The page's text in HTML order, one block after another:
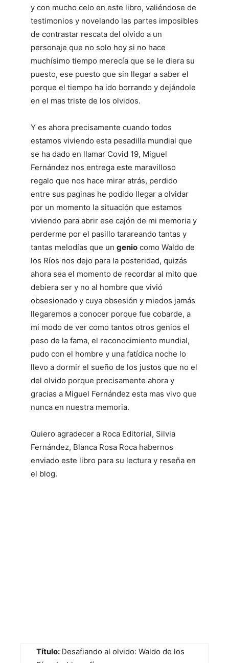
y con mucho celo en este libro, valiéndose de
testimonios y novelando las partes imposibles
de contrastar rescata del olvido a un
personaje que no solo hoy si no hace
muchísimo tiempo merecía que se le diera su
puesto, ese puesto que sin llegar a saber el
porque el tiempo ha ido borrando y dejándole
en el mas triste de los olvidos.
Y es ahora precisamente cuando todos
estamos viviendo esta pesadilla mundial que
se ha dado en llamar Covid 19, Miguel
Fernández nos entrega este maravilloso
regalo que nos hace mirar atrás, perdido
entre sus paginas he podido llegar a olvidar
por un momento la situación que estamos
viviendo para abrir ese cajón de mi memoria y
perderme por el pasillo tarareando tantas y
tantas melodías que un genio como Waldo de
los Ríos nos dejo para la posteridad, quizás
ahora sea el momento de recordar al mito que
debiera ser y no al hombre que vivió
obsesionado y cuya obsesión y miedos jamás
llegaremos a conocer porque fue cobarde, a
mi modo de ver como tantos otros genios el
peso de la fama, el reconocimiento mundial,
pudo con el hombre y una fatídica noche lo
llevo a dormir el sueño de los justos que no el
del olvido porque precisamente ahora y
gracias a Miguel Fernández esta mas vivo que
nunca en nuestra memoria.
Quiero agradecer a Roca Editorial, Silvia
Fernández, Blanca Rosa Roca habernos
enviado este libro para su lectura y reseña en
el blog.
Título: Desafiando al olvido: Waldo de los